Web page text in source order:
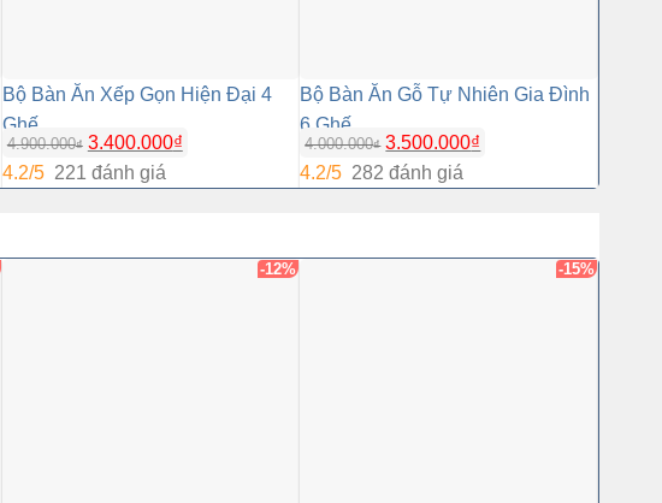
Bộ Bàn Ăn Xếp Gọn Hiện Đại 4
Ghế
4.900.000₫ 3.400.000₫
4.2/5 221 đánh giá
Bộ Bàn Ăn Gỗ Tự Nhiên Gia Đình
6 Ghế
4.000.000₫ 3.500.000₫
4.2/5 282 đánh giá
-12% -15%